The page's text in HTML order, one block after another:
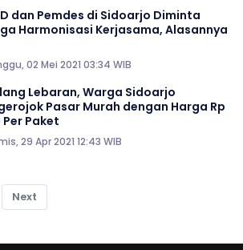
dan Pemdes di Sidoarjo Diminta
Harmonisasi Kerjasama, Alasannya
02 Mei 2021 03:34 WIB
Lebaran, Warga Sidoarjo
Pasar Murah dengan Harga Rp
Per Paket
29 Apr 2021 12:43 WIB
Next